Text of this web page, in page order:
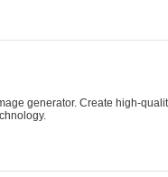
generator. Create high-